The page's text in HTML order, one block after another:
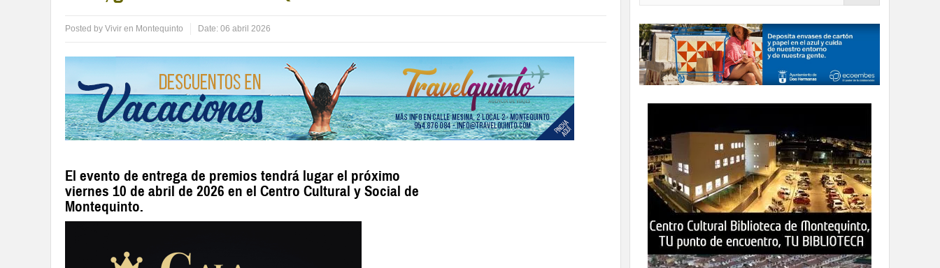
Posted by Vivir en Montequinto Date: 06 abril 2026
El evento de entrega de premios tendrá lugar el próximo
viernes 10 de abril de 2026 en el Centro Cultural y Social de
Montequinto.